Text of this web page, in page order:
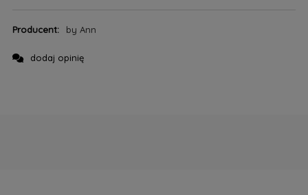
Producent: by Ann
dodaj opinię